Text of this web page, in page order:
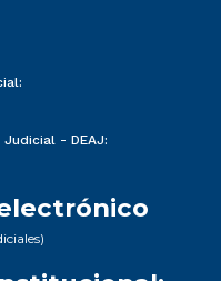
- DEAJ: